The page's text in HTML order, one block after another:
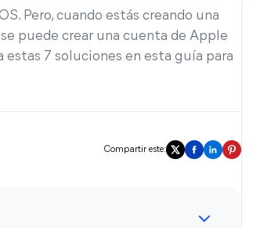
Pero, cuando estás creando una
puede crear una cuenta de Apple
7 soluciones en esta guía para
Compartir este: